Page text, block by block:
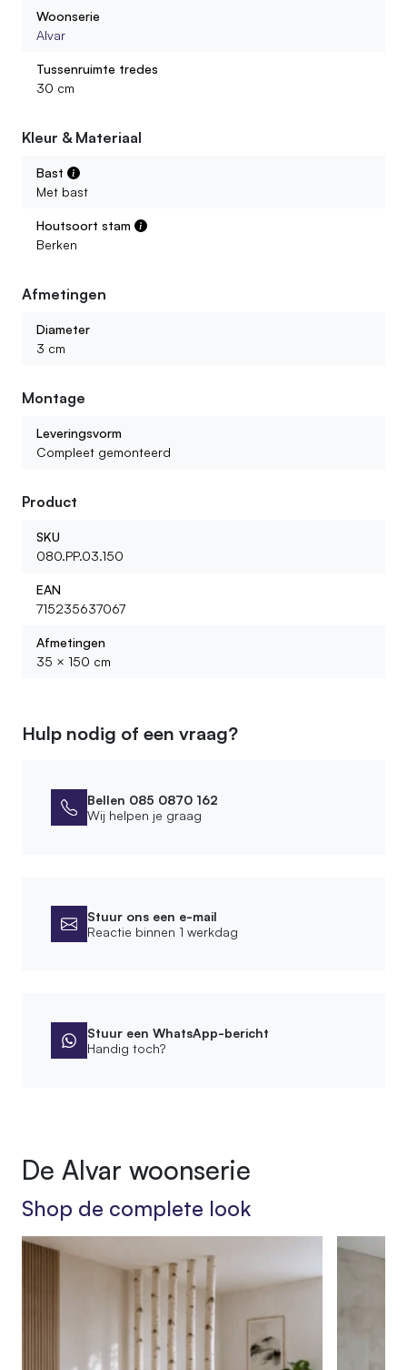
Woonserie
Alvar
Tussenruimte tredes
30 cm
Kleur & Materiaal
Bast
Met bast
Houtsoort stam
Berken
Afmetingen
Diameter
3 cm
Montage
Leveringsvorm
Compleet gemonteerd
Product
SKU
080.PP.03.150
EAN
715235637067
Afmetingen
35 × 150 cm
Hulp nodig of een vraag?
Bellen 085 0870 162
Wij helpen je graag
Stuur ons een e-mail
Reactie binnen 1 werkdag
Stuur een WhatsApp-bericht
Handig toch?
De Alvar woonserie
Shop de complete look